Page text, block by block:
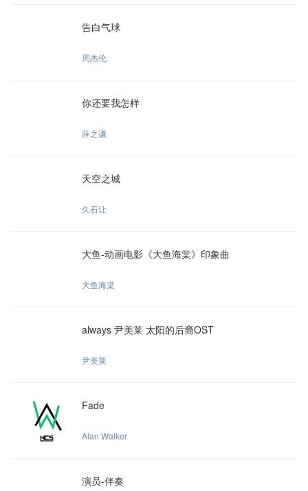
告白气球
周杰伦
你还要我怎样
薛之谦
天空之城
久石让
大鱼-动画电影《大鱼海棠》印象曲
大鱼海棠
always 尹美莱 太阳的后裔OST
尹美莱
Fade
Alan Walker
演员-伴奏